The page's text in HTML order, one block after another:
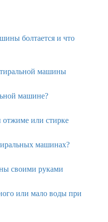
болтается и что
машины
машине?
отжиме или стирке
машинах?
своими руками
или мало воды при